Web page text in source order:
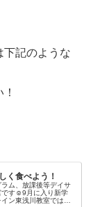
下記のような
く食べよう！
ム、放課後等デイサ
です☺9月に入り新学
ン東浅川教室では夏